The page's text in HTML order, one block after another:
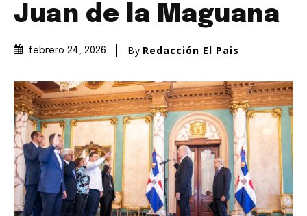
Juan de la Maguana
febrero 24, 2026 By Redacción El Pais